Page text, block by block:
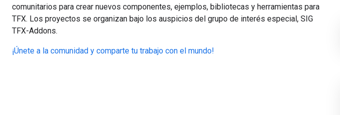
comunitarios para crear nuevos componentes, ejemplos, bibliotecas y herramientas para
TFX. Los proyectos se organizan bajo los auspicios del grupo de interés especial, SIG
TFX-Addons.
¡Únete a la comunidad y comparte tu trabajo con el mundo!